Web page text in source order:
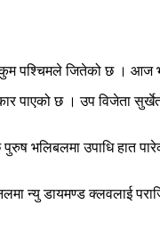
पश्चिमले जितेको छ । आज
छ । उप विजेता
भलिबलमा उपाधि हात
न्यु डायमण्ड क्लवलाई